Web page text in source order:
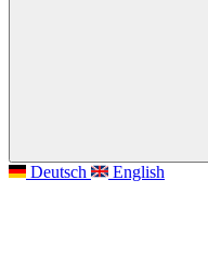
Deutsch English